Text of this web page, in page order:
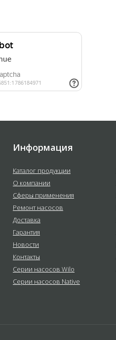
Информация
Каталог продукции
О компании
Сферы применения
Ремонт насосов
Доставка
Гарантия
Новости
Контакты
Серии насосов Wilo
Серии насосов Native